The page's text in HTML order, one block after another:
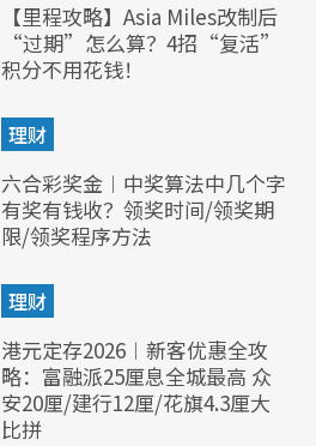
【里程攻略】Asia Miles改制后
“过期”怎么算？4招“复活”
积分不用花钱！
理财
六合彩奖金︱中奖算法中几个字
有奖有钱收？领奖时间/领奖期
限/领奖程序方法
理财
港元定存2026︱新客优惠全攻
略：富融派25厘息全城最高 众
安20厘/建行12厘/花旗4.3厘大
比拼